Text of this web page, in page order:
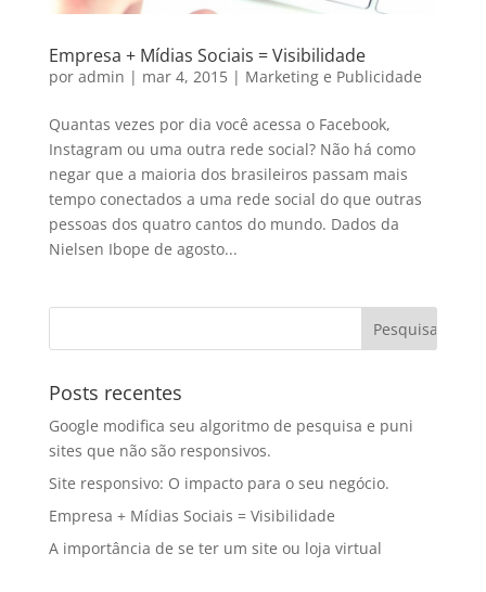
Empresa + Mídias Sociais = Visibilidade
por admin | mar 4, 2015| Marketing e Publicidade
Quantas vezes por dia você acessa o Facebook,
Instagram ou uma outra rede social? Não há como
negar que a maioria dos brasileiros passam mais
tempo conectados a uma rede social do que outras
pessoas dos quatro cantos do mundo. Dados da
Nielsen Ibope de agosto...
Posts recentes
Google modifica seu algoritmo de pesquisa e puni
sites que não são responsivos.
Site responsivo: O impacto para o seu negócio.
Empresa + Mídias Sociais = Visibilidade
A importância de se ter um site ou loja virtual